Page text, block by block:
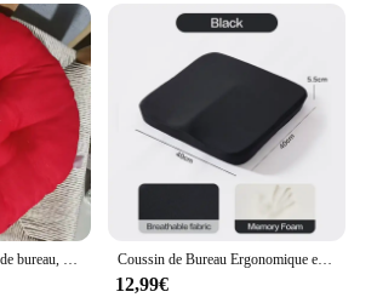
Coussin de Bureau Ergonomique en Mousse à Mémoire de Forme, Anti-Hém15/2018, pour Chaise, Coccinelle, Siège de Voiture et de Bureau
12,99€